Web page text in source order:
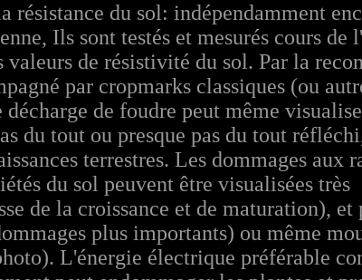
du sol: indépendamment
Ils sont testés et mesurés cours de
de résistivité du sol. Par la
par cropmarks classiques (ou
de foudre peut même
du tout ou presque pas du tout
terrestres. Les dommages aux
du sol peuvent être visualisées très
de la croissance et de maturation), et
plus importants) ou même
L'énergie électrique préférable